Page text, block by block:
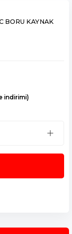
BORU KAYNAK
indirimi)